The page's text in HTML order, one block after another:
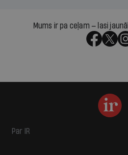
Mums ir pa ceļam — lasi
Par IR